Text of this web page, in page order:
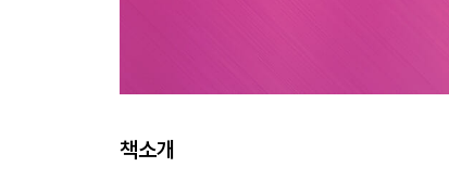
책소개